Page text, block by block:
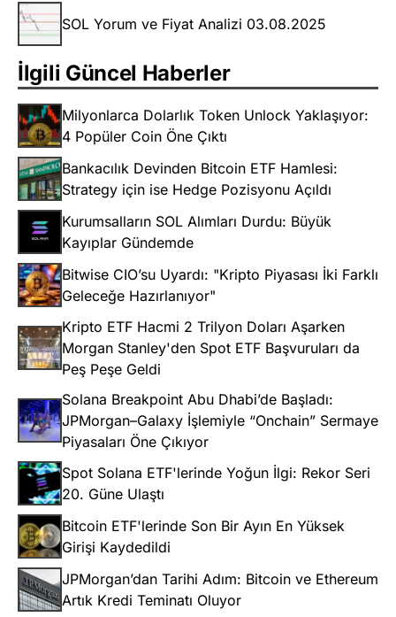
SOL Yorum ve Fiyat Analizi 03.08.2025
İlgili Güncel Haberler
Milyonlarca Dolarlık Token Unlock Yaklaşıyor:
4 Popüler Coin Öne Çıktı
Bankacılık Devinden Bitcoin ETF Hamlesi:
Strategy için ise Hedge Pozisyonu Açıldı
Kurumsalların SOL Alımları Durdu: Büyük
Kayıplar Gündemde
Bitwise CIO’su Uyardı: "Kripto Piyasası İki Farklı
Geleceğe Hazırlanıyor"
Kripto ETF Hacmi 2 Trilyon Doları Aşarken
Morgan Stanley'den Spot ETF Başvuruları da
Peş Peşe Geldi
Solana Breakpoint Abu Dhabi’de Başladı:
JPMorgan–Galaxy İşlemiyle “Onchain” Sermaye
Piyasaları Öne Çıkıyor
Spot Solana ETF'lerinde Yoğun İlgi: Rekor Seri
20. Güne Ulaştı
Bitcoin ETF'lerinde Son Bir Ayın En Yüksek
Girişi Kaydedildi
JPMorgan’dan Tarihi Adım: Bitcoin ve Ethereum
Artık Kredi Teminatı Oluyor